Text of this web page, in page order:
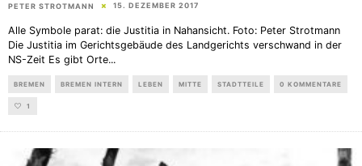
PETER STROTMANN 15. DEZEMBER 2017
Alle Symbole parat: die Justitia in Nahansicht. Foto: Peter Strotmann
Die Justitia im Gerichtsgebäude des Landgerichts verschwand in der
NS-Zeit Es gibt Orte...
BREMEN BREMEN INTERN LEBEN MITTE STADTTEILE 0 KOMMENTARE
1